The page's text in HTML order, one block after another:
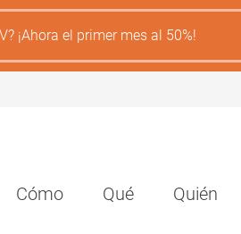
¡Ahora el primer mes al 50%!
Navegación
Cómo Qué Quién